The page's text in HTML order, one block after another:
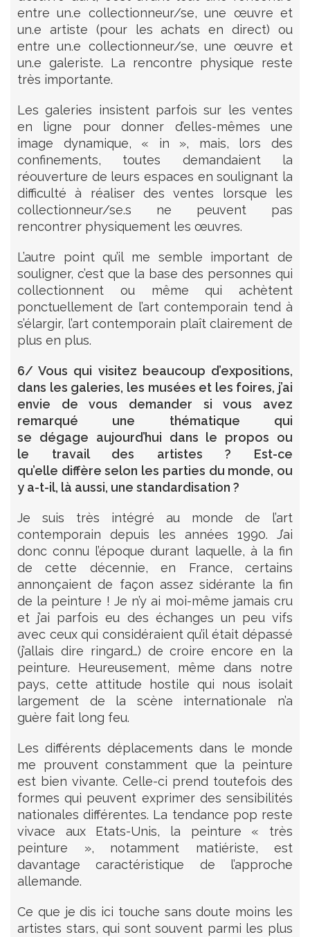
entre un.e collectionneur/se, une œuvre et
un.e artiste (pour les achats en direct) ou
entre un.e collectionneur/se, une œuvre et
un.e galeriste. La rencontre physique reste
très importante.
Les galeries insistent parfois sur les ventes
en ligne pour donner d’elles-mêmes une
image dynamique, « in », mais, lors des
confinements, toutes demandaient la
réouverture de leurs espaces en soulignant la
difficulté à réaliser des ventes lorsque les
collectionneur/se.s ne peuvent pas
rencontrer physiquement les œuvres.
L’autre point qu’il me semble important de
souligner, c’est que la base des personnes qui
collectionnent ou même qui achètent
ponctuellement de l’art contemporain tend à
s’élargir, l’art contemporain plaît clairement de
plus en plus.
6/ Vous qui visitez beaucoup d’expositions,
dans les galeries, les musées et les foires, j’ai
envie de vous demander si vous avez
remarqué une thématique qui
se dégage aujourd’hui dans le propos ou
le travail des artistes ? Est-ce
qu’elle diffère selon les parties du monde, ou
y a-t-il, là aussi, une standardisation ?
Je suis très intégré au monde de l’art
contemporain depuis les années 1990. J’ai
donc connu l’époque durant laquelle, à la fin
de cette décennie, en France, certains
annonçaient de façon assez sidérante la fin
de la peinture ! Je n’y ai moi-même jamais cru
et j’ai parfois eu des échanges un peu vifs
avec ceux qui considéraient qu’il était dépassé
(j’allais dire ringard…) de croire encore en la
peinture. Heureusement, même dans notre
pays, cette attitude hostile qui nous isolait
largement de la scène internationale n’a
guère fait long feu.
Les différents déplacements dans le monde
me prouvent constamment que la peinture
est bien vivante. Celle-ci prend toutefois des
formes qui peuvent exprimer des sensibilités
nationales différentes. La tendance pop reste
vivace aux Etats-Unis, la peinture « très
peinture », notamment matiériste, est
davantage caractéristique de l’approche
allemande.
Ce que je dis ici touche sans doute moins les
artistes stars, qui sont souvent parmi les plus